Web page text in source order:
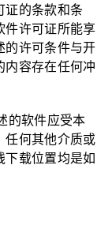
证的条款和条
件许可证所能享
的许可条件与开
内容存在任何冲
的软件应受本
任何其他介质或
下载位置均是如